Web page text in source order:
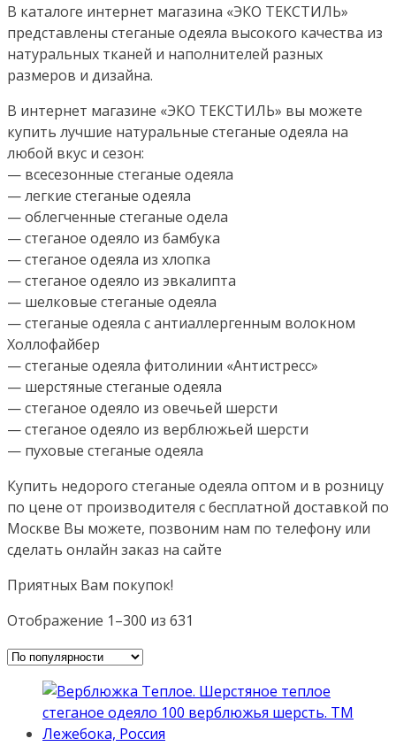
В каталоге интернет магазина «ЭКО ТЕКСТИЛЬ»
представлены стеганые одеяла высокого качества из
натуральных тканей и наполнителей разных
размеров и дизайна.
В интернет магазине «ЭКО ТЕКСТИЛЬ» вы можете
купить лучшие натуральные стеганые одеяла на
любой вкус и сезон:
— всесезонные стеганые одеяла
— легкие стеганые одеяла
— облегченные стеганые одела
— стеганое одеяло из бамбука
— стеганое одеяла из хлопка
— стеганое одеяло из эвкалипта
— шелковые стеганые одеяла
— стеганые одеяла с антиаллергенным волокном
Холлофайбер
— стеганые одеяла фитолинии «Антистресс»
— шерстяные стеганые одеяла
— стеганое одеяло из овечьей шерсти
— стеганое одеяло из верблюжьей шерсти
— пуховые стеганые одеяла
Купить недорого стеганые одеяла оптом и в розницу
по цене от производителя с бесплатной доставкой по
Москве Вы можете, позвоним нам по телефону или
сделать онлайн заказ на сайте
Приятных Вам покупок!
Отображение 1–300 из 631